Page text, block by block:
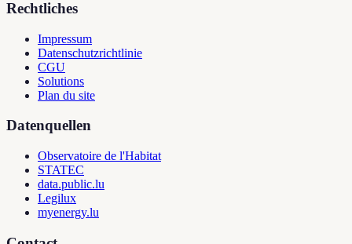
Rechtliches
Impressum
Datenschutzrichtlinie
CGU
Solutions
Plan du site
Datenquellen
Observatoire de l'Habitat
STATEC
data.public.lu
Legilux
myenergy.lu